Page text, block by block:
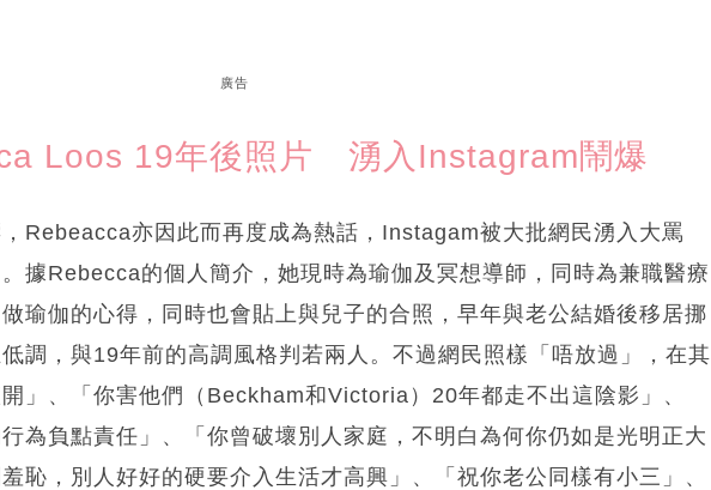
廣告
Loos 19年後照片 湧入Instagram鬧爆
Rebeacca亦因此而再度成為熱話，Instagam被大批網民湧入大罵
。據Rebecca的個人簡介，她現時為瑜伽及冥想導師，同時為兼職醫療
瑜伽的心得，同時也會貼上與兒子的合照，早年與老公結婚後移居挪
調，與19年前的高調風格判若兩人。不過網民照樣「唔放過」，在其
」、「你害他們（Beckham和Victoria）20年都走不出這陰影」、
行為負點責任」、「你曾破壞別人家庭，不明白為何你仍如是光明正大
恥，別人好好的硬要介入生活才高興」、「祝你老公同樣有小三」、